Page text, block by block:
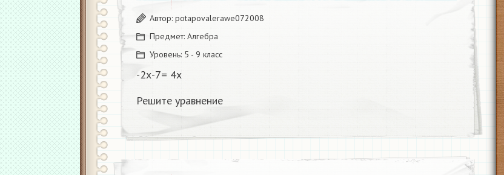
Автор: potapovalerawe072008
Предмет: Алгебра
Уровень: 5 - 9 класс
-2х-7= 4х
Решите уравнение